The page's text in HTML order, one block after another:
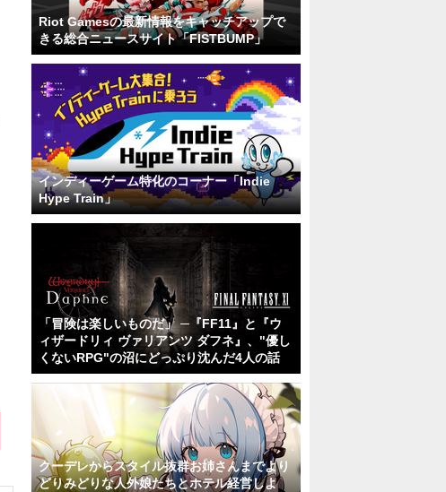
Riot Gamesの最新情報をキャッチアップで
きる総合ニュースサイト「FISTBUMP」
インディーゲーム特化のコーナー「Indie
Hype Train」
「冒険は楽しいものだ」 ─『FF11』と『ウ
ィザードリィ ヴァリアンツ ダフネ』、"優し
くないRPG"の沼にどっぷり沈んだ4人の話
クーデレからスタイル抜群お姉さんまでより
どりみどりな人外娘たちとホテル経営しよ